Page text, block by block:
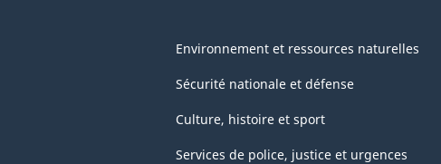
Environnement et ressources naturelles
Sécurité nationale et défense
Culture, histoire et sport
Services de police, justice et urgences